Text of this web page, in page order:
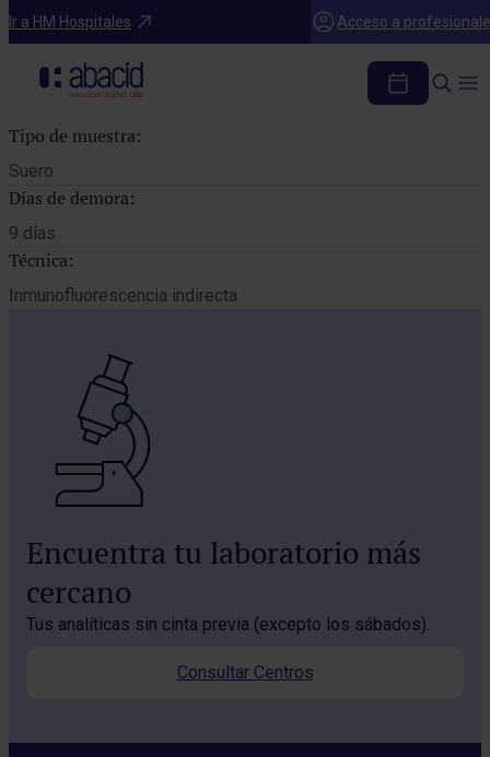
Ir a HM Hospitales Acceso a
Catálogo de pruebas
AC. ANTI YO
Tipo de muestra:
Suero
Días de demora:
9 días
Técnica:
Inmunofluorescencia indirecta
Encuentra tu laboratorio más
cercano
Tus analíticas sin cinta previa (excepto los sábados).
Consultar Centros